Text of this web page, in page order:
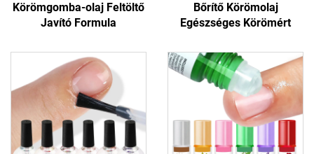
Körömgomba-olaj Feltöltő
Javító Formula
Bőrítő Körömolaj
Egészséges Körömért